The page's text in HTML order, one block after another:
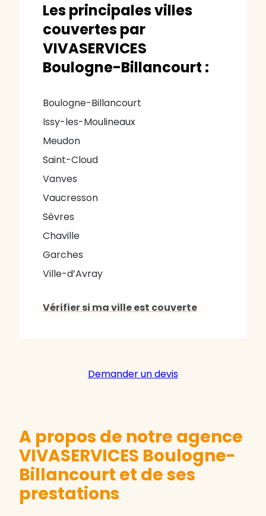
Les principales villes
couvertes par
VIVASERVICES
Boulogne-Billancourt :
Boulogne-Billancourt
Issy-les-Moulineaux
Meudon
Saint-Cloud
Vanves
Vaucresson
Sèvres
Chaville
Garches
Ville-d’Avray
Vérifier si ma ville est couverte
Demander un devis
A propos de notre agence
VIVASERVICES Boulogne-
Billancourt et de ses
prestations